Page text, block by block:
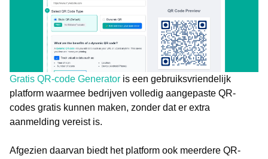
Gratis QR-code Generator is een gebruiksvriendelijk
platform waarmee bedrijven volledig aangepaste QR-
codes gratis kunnen maken, zonder dat er extra
aanmelding vereist is.
Afgezien daarvan biedt het platform ook meerdere QR-